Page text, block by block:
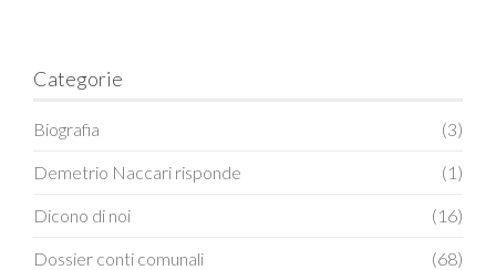
Categorie
Biografia (3)
Demetrio Naccari risponde (1)
Dicono di noi (16)
Dossier conti comunali (68)